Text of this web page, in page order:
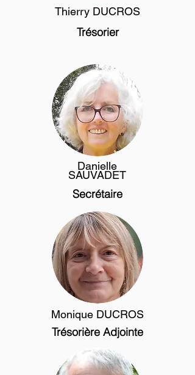
Thierry DUCROS
Trésorier
Danielle
SAUVADET
Secrétaire
Monique DUCROS
Trésorière Adjointe